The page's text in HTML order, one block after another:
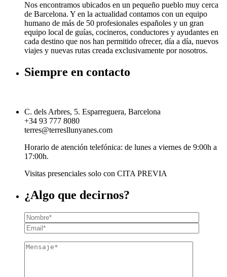
Nos encontramos ubicados en un pequeño pueblo muy cerca
de Barcelona. Y en la actualidad contamos con un equipo
humano de más de 50 profesionales españoles y un gran
equipo local de guías, cocineros, conductores y ayudantes en
cada destino que nos han permitido ofrecer, día a día, nuevos
viajes y nuevas rutas creada exclusivamente por nosotros.
Siempre en contacto
C. dels Arbres, 5. Esparreguera, Barcelona
+34 93 777 8080
terres@terresllunyanes.com
Horario de atención telefónica: de lunes a viernes de 9:00h a
17:00h.
Visitas presenciales solo con CITA PREVIA
¿Algo que decirnos?